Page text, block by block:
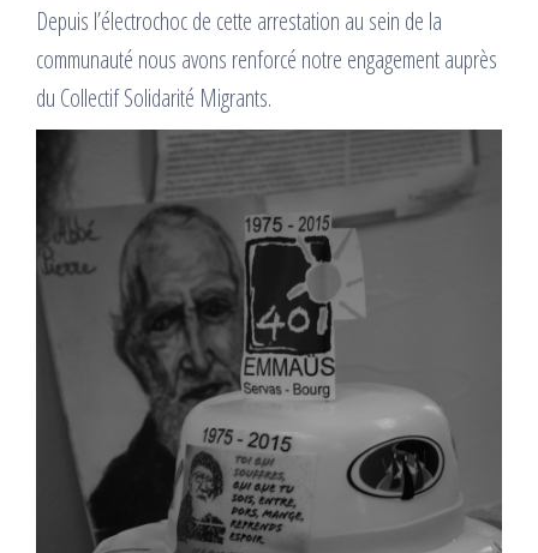
Depuis l’électrochoc de cette arrestation au sein de la
communauté nous avons renforcé notre engagement auprès
du Collectif Solidarité Migrants.